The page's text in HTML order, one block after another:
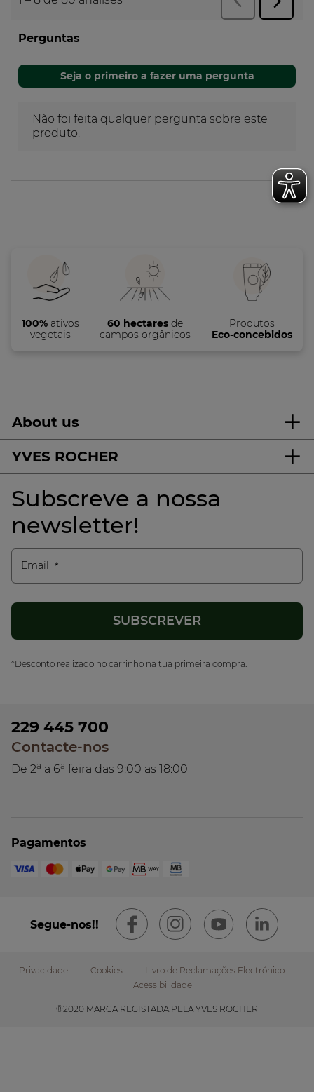
100%ativos
vegetais
60 hectares de
campos orgânicos
Produtos
Eco-concebidos
About us
YVES ROCHER
Subscreve a nossa
newsletter!
Email
*Desconto realizado no carrinho na tua primeira compra.
229 445 700
Contacte-nos
De 2a a 6a feira das 9:00 as 18:00
Pagamentos
Segue-nos!!
Footer
Privacidade Cookies
Livro de Reclamações Electrónico
Acessibilidade
®2020 MARCA REGISTADA PELA YVES ROCHER